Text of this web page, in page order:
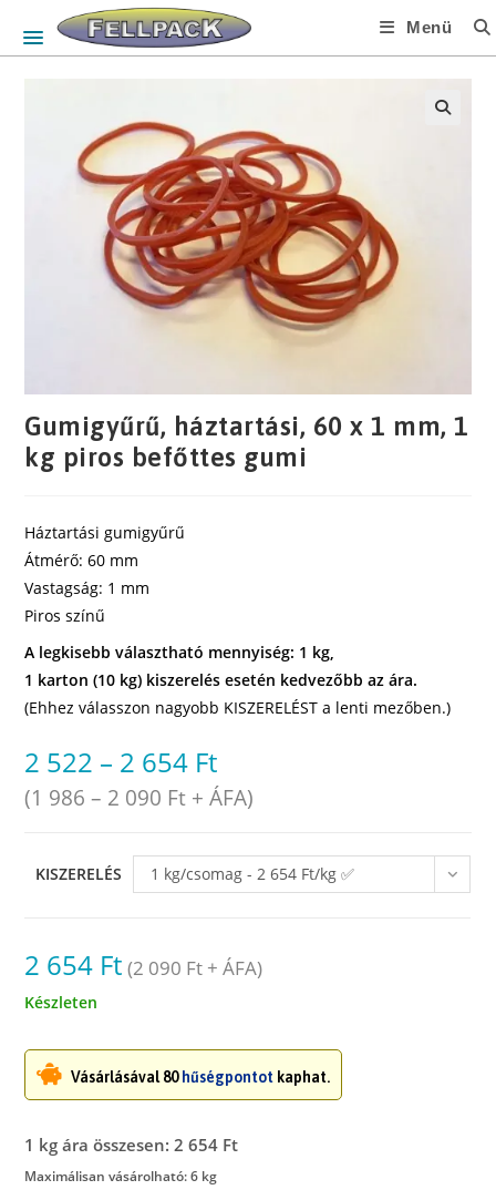
Menü
Gumigyűrű, háztartási, 60 x 1 mm, 1
kg piros befőttes gumi
Háztartási gumigyűrű
Átmérő: 60 mm
Vastagság: 1 mm
Piros színű
A legkisebb választható mennyiség: 1 kg,
1 karton (10 kg) kiszerelés esetén kedvezőbb az ára.
(Ehhez válasszon nagyobb KISZERELÉST a lenti mezőben.)
2 522 – 2 654 Ft
(1 986– 2 090 Ft + ÁFA)
KISZERELÉS
1 kg/csomag - 2 654 Ft/kg ✅
2 654 Ft (2 090 Ft + ÁFA)
Készleten
Vásárlásával 80 hűségpontot kaphat.
1 kg ára összesen: 2 654 Ft
Maximálisan vásárolható: 6 kg